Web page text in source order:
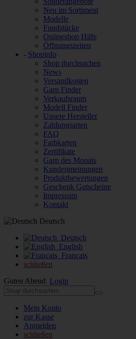
Neu im Sortiment
Modelle
Fundstücke
Onlineshop Hilfe
Öffnungszeiten
- Shopinfo
Shop durchsuchen
News
Versandkosten
Garn Finder
Verkaufsraum
Modell Finder
Unsere Hersteller
Zahlungsarten
FAQ
Farbkarten
Zertifikate
Garn des Monats
Kundenmeinungen
Produktbewertungen
Geschenk Gutscheine
Impressum
Kontakt
Deutsch
Deutsch
English
Français
schließen
Guten Abend Login
Mein Konto
zur Kasse
Anmelden
schließen